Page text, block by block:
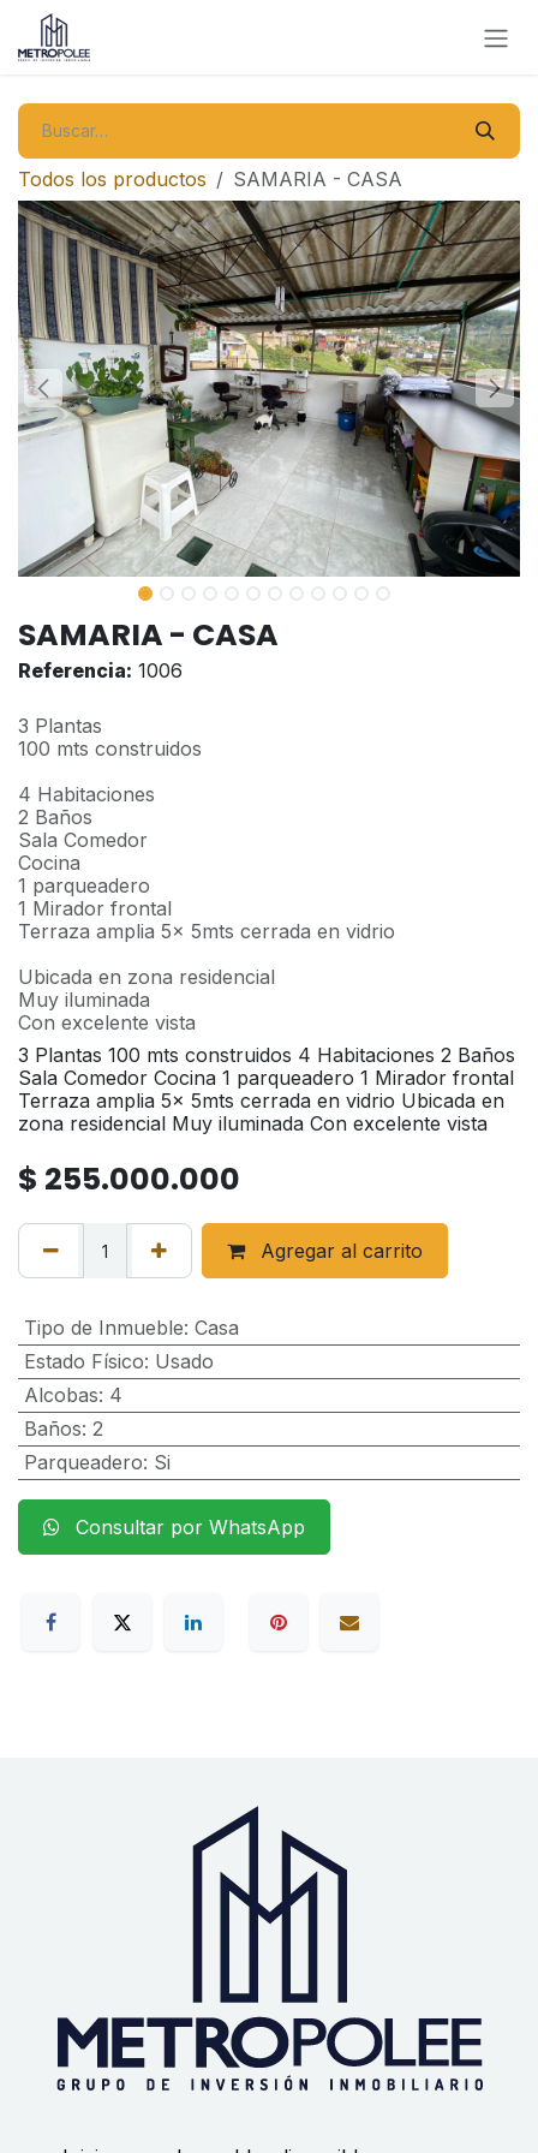
Ir al contenido
Todos los productos SAMARIA - CASA
SAMARIA - CASA
Referencia: 1006
3 Plantas
100 mts construidos
4 Habitaciones
2 Baños
Sala Comedor
Cocina
1 parqueadero
1 Mirador frontal
Terraza amplia 5x 5mts cerrada en vidrio
Ubicada en zona residencial
Muy iluminada
Con excelente vista
3 Plantas 100 mts construidos 4 Habitaciones 2 Baños
Sala Comedor Cocina 1 parqueadero 1 Mirador frontal
Terraza amplia 5x 5mts cerrada en vidrio Ubicada en
zona residencial Muy iluminada Con excelente vista
$ 255.000.000
Agregar al carrito
Tipo de Inmueble: Casa
Estado Físico: Usado
Alcobas: 4
Baños: 2
Parqueadero: Si
Consultar por WhatsApp